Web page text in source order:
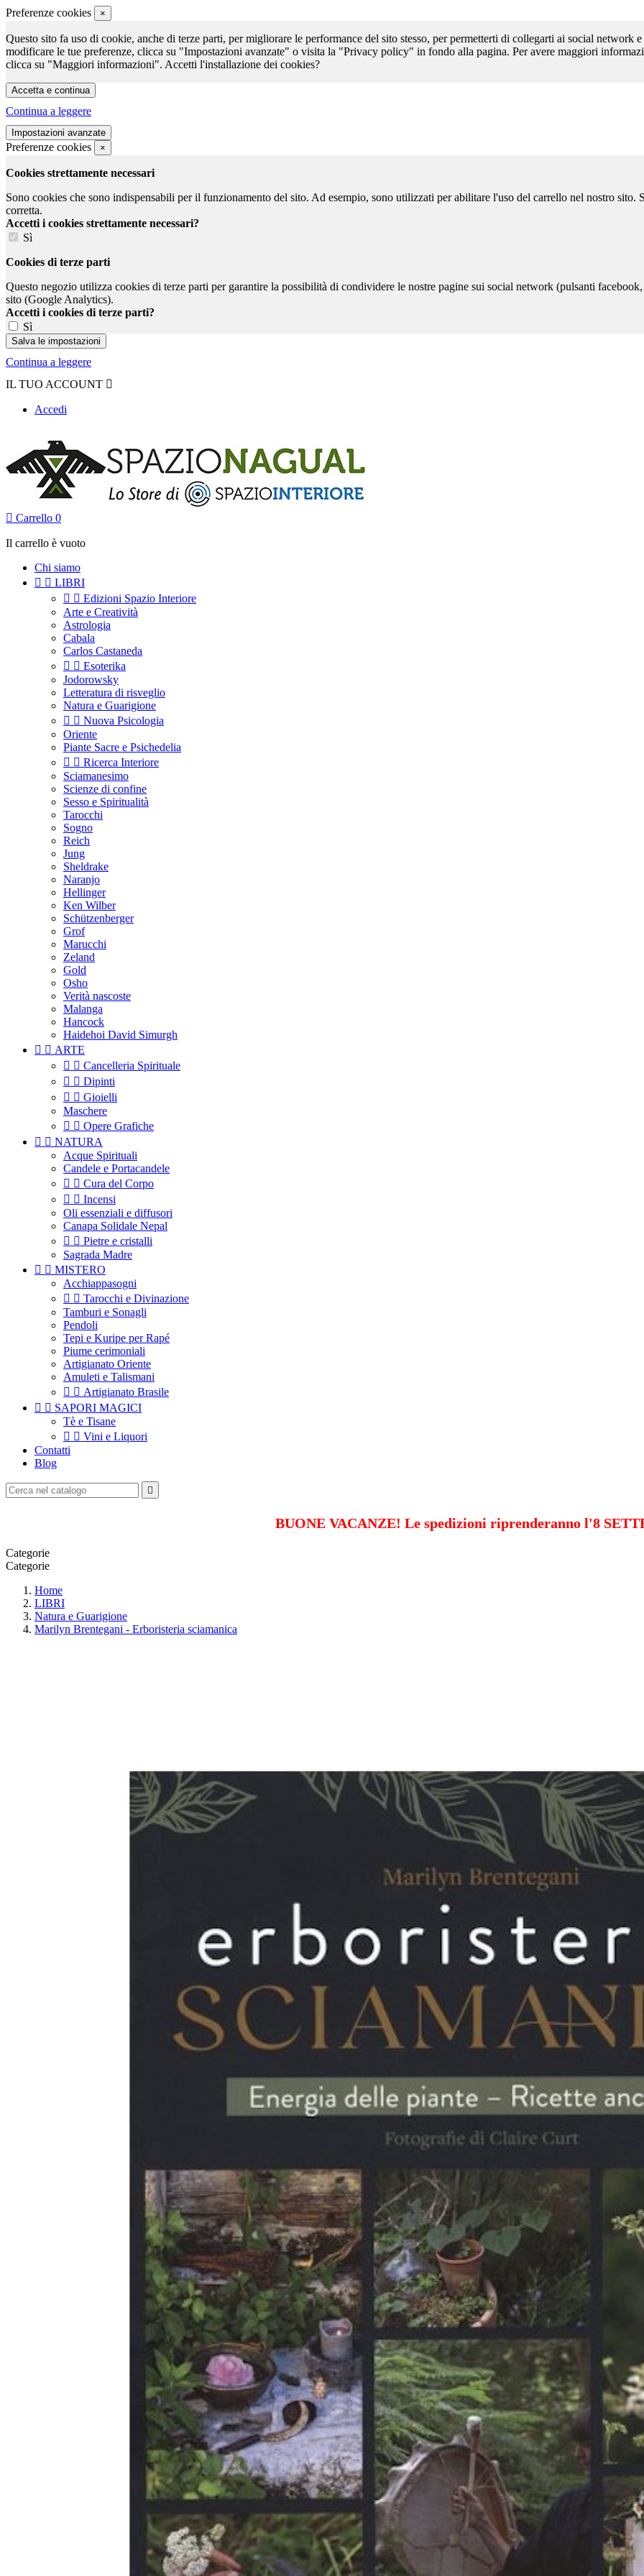
Preferenze cookies ×
Questo sito fa uso di cookie, anche di terze parti, per migliorare le performance del sito stesso, per permetterti di collegarti ai social network
modificare le tue preferenze, clicca su "Impostazioni avanzate" o visita la "Privacy policy" in fondo alla pagina. Per avere maggiori
clicca su "Maggiori informazioni". Accetti l'installazione dei cookies?
Continua a leggere
Preferenze cookies ×
Cookies strettamente necessari
Sono cookies che sono indispensabili per il funzionamento del sito. Ad esempio, sono utilizzati per abilitare l'uso del carrello nel nostro sito.
corretta.
Accetti i cookies strettamente necessari?
Sì
Cookies di terze parti
Questo negozio utilizza cookies di terze parti per garantire la possibilità di condividere le nostre pagine sui social network (pulsanti
sito (Google Analytics).
Accetti i cookies di terze parti?
Sì
Continua a leggere
IL TUO ACCOUNT 
Accedi
 Carrello 0
Il carrello è vuoto
Chi siamo
  LIBRI
  Edizioni Spazio Interiore
Arte e Creatività
Astrologia
Cabala
Carlos Castaneda
  Esoterika
Jodorowsky
Letteratura di risveglio
Natura e Guarigione
  Nuova Psicologia
Oriente
Piante Sacre e Psichedelia
  Ricerca Interiore
Sciamanesimo
Scienze di confine
Sesso e Spiritualità
Tarocchi
Sogno
Reich
Jung
Sheldrake
Naranjo
Hellinger
Ken Wilber
Schützenberger
Grof
Marucchi
Zeland
Gold
Osho
Verità nascoste
Malanga
Hancock
Haidehoi David Simurgh
  ARTE
  Cancelleria Spirituale
  Dipinti
  Gioielli
Maschere
  Opere Grafiche
  NATURA
Acque Spirituali
Candele e Portacandele
  Cura del Corpo
  Incensi
Oli essenziali e diffusori
Canapa Solidale Nepal
  Pietre e cristalli
Sagrada Madre
  MISTERO
Acchiappasogni
  Tarocchi e Divinazione
Tamburi e Sonagli
Pendoli
Tepi e Kuripe per Rapé
Piume cerimoniali
Artigianato Oriente
Amuleti e Talismani
  Artigianato Brasile
  SAPORI MAGICI
Tè e Tisane
  Vini e Liquori
Contatti
Blog

BUONE VACANZE! Le spedizioni riprenderanno l'8
Categorie
Categorie
Home
LIBRI
Natura e Guarigione
Marilyn Brentegani - Erboristeria sciamanica